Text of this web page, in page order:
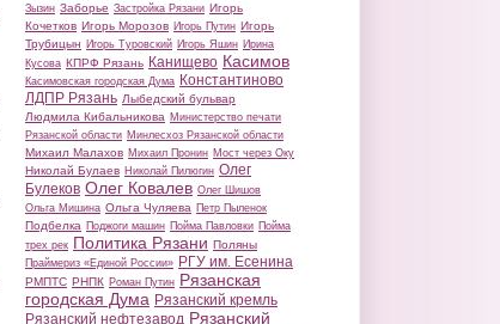
Зызин Заборье Застройка Рязани Игорь
Кочетков Игорь Морозов Игорь Путин Игорь
Трубицын Игорь Туровский Игорь Яшин Ирина
Кусова КПРФ Рязань Канищево Касимов
Касимовская городская Дума Константиново
ЛДПР Рязань Лыбедский бульвар
Людмила Кибальникова Министерство печати
Рязанской области Минлесхоз Рязанской области
Михаил Малахов Михаил Пронин Мост через Оку
Николай Булаев Николай Пилюгин Олег
Булеков Олег Ковалев Олег Шишов
Ольга Мишина Ольга Чуляева Петр Пыленок
Подбелка Поджоги машин Пойма Павловки Пойма
трех рек Политика Рязани Поляны
Праймериз «Единой России» РГУ им. Есенина
РМПТС РНПК Роман Путин Рязанская
городская Дума Рязанский кремль
Рязанский нефтезавод Рязанский